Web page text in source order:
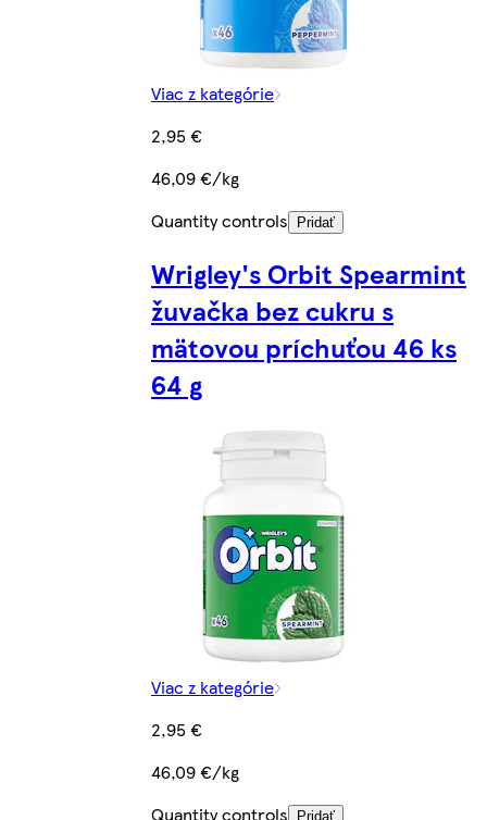
Viac z kategórie
2,95 €
46,09 €/kg
Quantity controls
Pridať
Wrigley's Orbit Spearmint
žuvačka bez cukru s
mätovou príchuťou 46 ks
64 g
Viac z kategórie
2,95 €
46,09 €/kg
Quantity controls
Pridať